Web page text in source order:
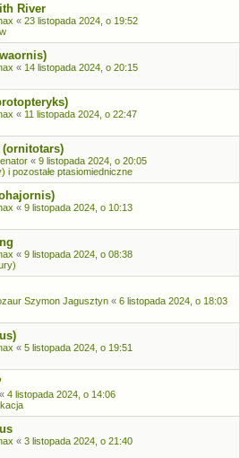
River
« 23 listopada 2024, o 19:52
« 14 listopada 2024, o 20:15
« 11 listopada 2024, o 22:47
« 9 listopada 2024, o 20:05
i pozostałe ptasiomiedniczne
« 9 listopada 2024, o 10:13
« 9 listopada 2024, o 08:38
Szymon Jagusztyn « 6 listopada 2024, o 18:03
« 5 listopada 2024, o 19:51
« 4 listopada 2024, o 14:06
« 3 listopada 2024, o 21:40